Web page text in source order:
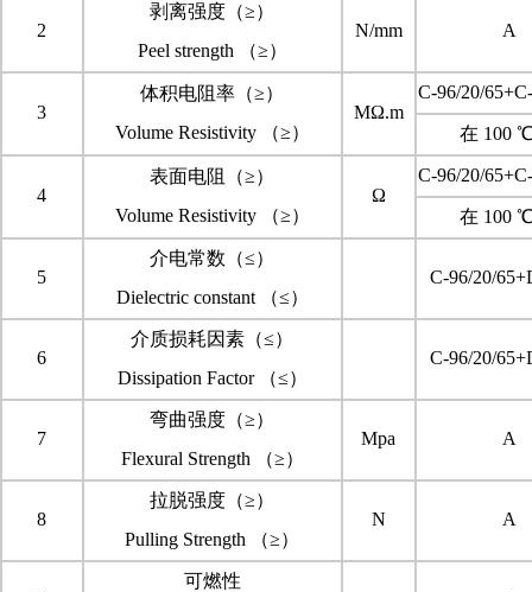
2
剥离强度（≥）
Peel strength （≥）
N/mm A
3
体积电阻率（≥）
Volume Resistivity （≥）
MΩ.m
C-96/20/
在 100
4
表面电阻（≥）
Volume Resistivity （≥）
Ω
C-96/20/
在 100
5
介电常数（≤）
Dielectric constant （≤）
C-96/20/
6
介质损耗因素（≤）
Dissipation Factor （≤）
C-96/20/
7
弯曲强度（≥）
Flexural Strength （≥）
Mpa A
8
拉脱强度（≥）
Pulling Strength （≥）
N A
可燃性